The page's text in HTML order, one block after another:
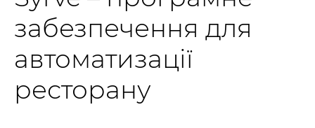
забезпечення для
автоматизації
ресторану